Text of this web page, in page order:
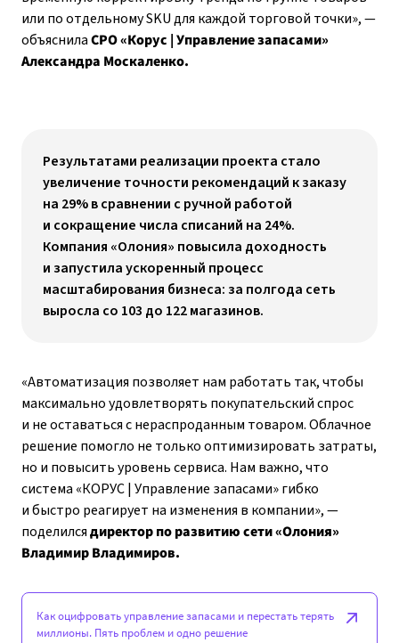
или по отдельному SKU для каждой торговой точки», —
объяснилаCPO «Корус | Управление запасами»
Александра Москаленко.
Результатами реализации проекта стало
увеличение точности рекомендаций к заказу
на 29% в сравнении с ручной работой
и сокращение числа списаний на 24%.
Компания «Олония» повысила доходность
и запустила ускоренный процесс
масштабирования бизнеса: за полгода сеть
выросла со 103 до 122 магазинов.
«Автоматизация позволяет нам работать так, чтобы
максимально удовлетворять покупательский спрос
и не оставаться с нераспроданным товаром. Облачное
решение помогло не только оптимизировать затраты,
но и повысить уровень сервиса. Нам важно, что
система «КОРУС | Управление запасами» гибко
и быстро реагирует на изменения в компании», —
поделилсядиректор по развитию сети «Олония»
Владимир Владимиров.
Как оцифровать управление запасами и перестать терять
миллионы. Пять проблем и одно решение